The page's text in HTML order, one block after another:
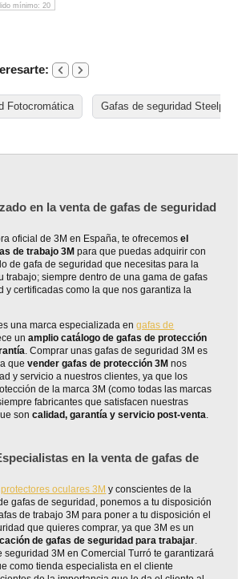
mínimo: 20
Fotocromática Gafas de seguridad Steelpro
en la venta de gafas de seguridad
oficial de 3M en España, te ofrecemosel
de trabajo 3M para que puedas adquirir con
de gafa de seguridad que necesitas para la
trabajo; siempre dentro de una gama de gafas
y certificadas como la que nos garantiza la
una marca especializada engafas de
unamplio catálogo de gafas de protección
. Comprar unas gafas de seguridad 3M es
quevender gafas de protección 3M nos
y servicio a nuestros clientes, ya que los
de la marca 3M (como todas las marcas
fabricantes que satisfacen nuestras
soncalidad, garantía y servicio post-venta.
en la venta de gafas de
protectores oculares 3M y conscientes de la
gafas de seguridad, ponemos a tu disposición
de trabajo 3M para poner a tu disposición el
que quieres comprar, ya que 3M es un
de gafas de seguridad para trabajar.
seguridad 3M en Comercial Turró te garantizará
como tienda especialista en el cliente